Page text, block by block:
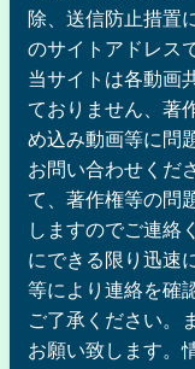
除、送信防止措置
のサイトアドレス
当サイトは各動画
ておりません、著
め込み動画等に問
お問い合わせくだ
て、著作権等の問
しますのでご連絡
にできる限り迅速
等により連絡を確
ご了承ください。
お願い致します。